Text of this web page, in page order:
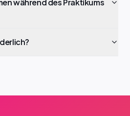
während des Praktikums